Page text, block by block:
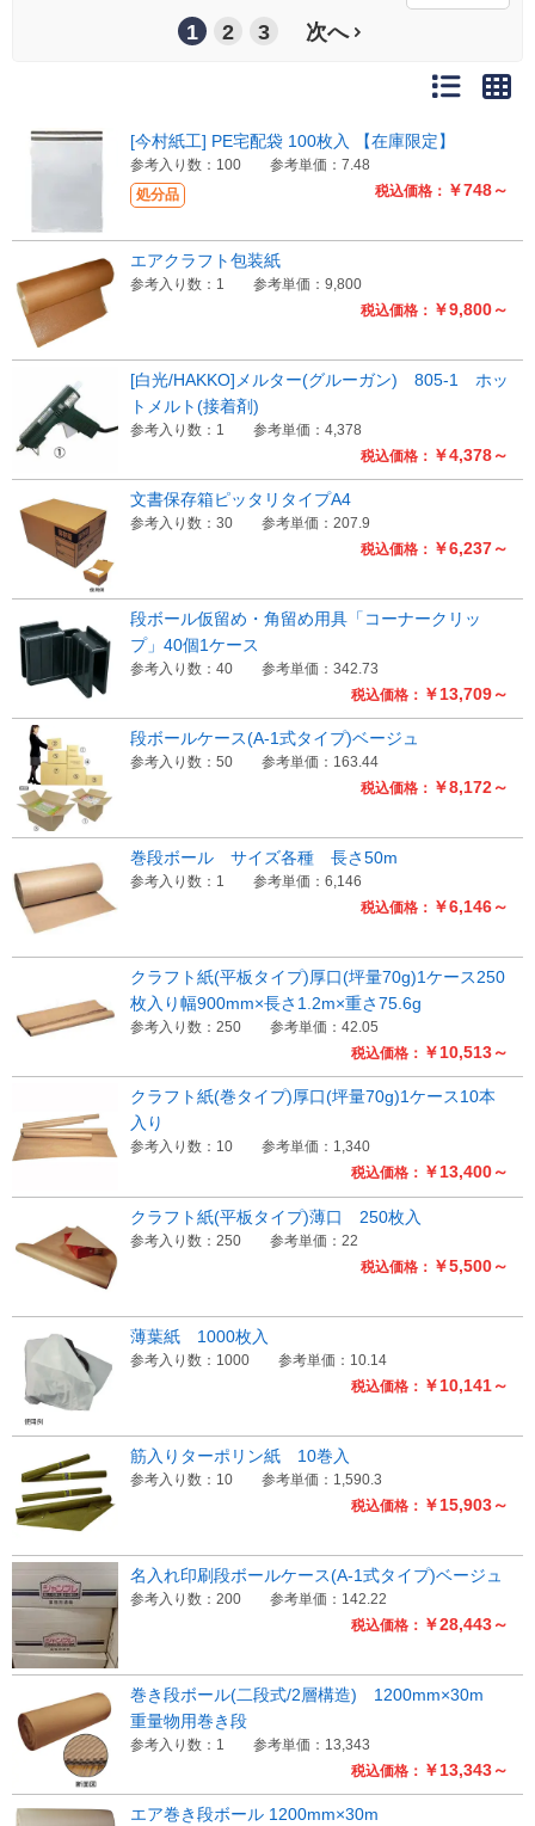
1
2 3 次へ
処分品 税込価格： ￥748～
[今村紙工] PE宅配袋 100枚入 【在庫限定】
参考入り数：100 参考単価：7.48
税込価格： ￥9,800～
エアクラフト包装紙
参考入り数：1 参考単価：9,800
税込価格： ￥4,378～
[白光/HAKKO]メルター(グルーガン) 805-1 ホッ
トメルト(接着剤)
参考入り数：1 参考単価：4,378
税込価格： ￥6,237～
文書保存箱ピッタリタイプA4
参考入り数：30 参考単価：207.9
税込価格： ￥13,709～
段ボール仮留め・角留め用具「コーナークリッ
プ」40個1ケース
参考入り数：40 参考単価：342.73
税込価格： ￥8,172～
段ボールケース(A-1式タイプ)ベージュ
参考入り数：50 参考単価：163.44
税込価格： ￥6,146～
巻段ボール サイズ各種 長さ50m
参考入り数：1 参考単価：6,146
税込価格： ￥10,513～
クラフト紙(平板タイプ)厚口(坪量70g)1ケース250
枚入り幅900mm×長さ1.2m×重さ75.6g
参考入り数：250 参考単価：42.05
税込価格： ￥13,400～
クラフト紙(巻タイプ)厚口(坪量70g)1ケース10本
入り
参考入り数：10 参考単価：1,340
税込価格： ￥5,500～
クラフト紙(平板タイプ)薄口 250枚入
参考入り数：250 参考単価：22
税込価格： ￥10,141～
薄葉紙 1000枚入
参考入り数：1000 参考単価：10.14
税込価格： ￥15,903～
筋入りターポリン紙 10巻入
参考入り数：10 参考単価：1,590.3
税込価格： ￥28,443～
名入れ印刷段ボールケース(A-1式タイプ)ベージュ
参考入り数：200 参考単価：142.22
税込価格： ￥13,343～
巻き段ボール(二段式/2層構造) 1200mm×30m
重量物用巻き段
参考入り数：1 参考単価：13,343
エア巻き段ボール 1200mm×30m